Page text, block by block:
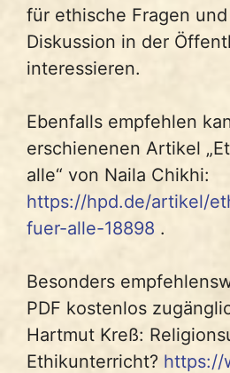
für ethische Fragen
Diskussion in der
interessieren.
Ebenfalls empfehlen
erschienenen Artikel
alle“ von Naila Chikhi:
https://hpd.de/artikel/
fuer-alle-18898 .
Besonders
PDF kostenlos
Hartmut Kreß:
Ethikunterricht? https://